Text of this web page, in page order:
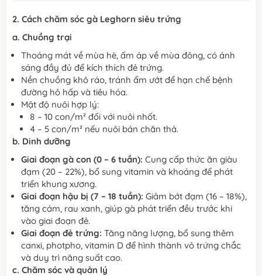
2. Cách chăm sóc gà Leghorn siêu trứng
a. Chuồng trại
Thoáng mát về mùa hè, ấm áp về mùa đông, có ánh
sáng đầy đủ để kích thích đẻ trứng.
Nền chuồng khô ráo, tránh ẩm ướt để hạn chế bệnh
đường hô hấp và tiêu hóa.
Mật độ nuôi hợp lý:
8 – 10 con/m² đối với nuôi nhốt.
4 – 5 con/m² nếu nuôi bán chăn thả.
b. Dinh dưỡng
Giai đoạn gà con (0 – 6 tuần): Cung cấp thức ăn giàu
đạm (20 – 22%), bổ sung vitamin và khoáng để phát
triển khung xương.
Giai đoạn hậu bị (7 – 18 tuần): Giảm bớt đạm (16 – 18%),
tăng cám, rau xanh, giúp gà phát triển đều trước khi
vào giai đoạn đẻ.
Giai đoạn đẻ trứng: Tăng năng lượng, bổ sung thêm
canxi, photpho, vitamin D để hình thành vỏ trứng chắc
và duy trì năng suất cao.
c. Chăm sóc và quản lý